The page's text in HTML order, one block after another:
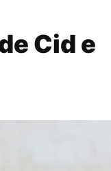
Cid e